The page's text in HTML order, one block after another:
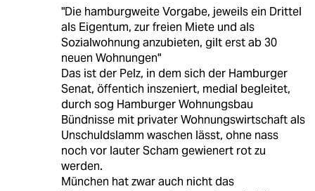
"Die hamburgweite Vorgabe, jeweils ein Drittel
als Eigentum, zur freien Miete und als
Sozialwohnung anzubieten, gilt erst ab 30
neuen Wohnungen"
Das ist der Pelz, in dem sich der Hamburger
Senat, öffentich inszeniert, medial begleitet,
durch sog Hamburger Wohnungsbau
Bündnisse mit privater Wohnungswirtschaft als
Unschuldslamm waschen lässt, ohne nass
noch vor lauter Scham gewienert rot zu
werden.
München hat zwar auch nicht das